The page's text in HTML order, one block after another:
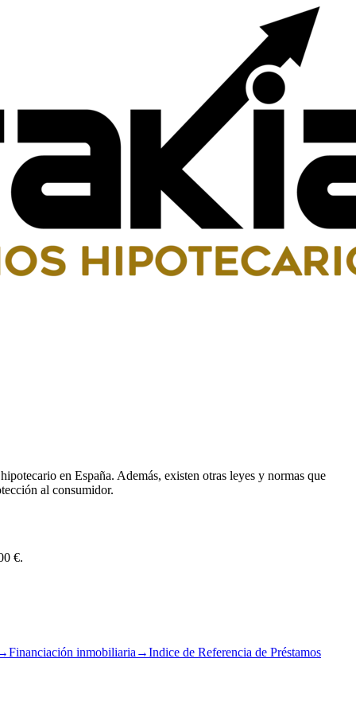
en España. Además, existen otras leyes y normas que
al consumidor.
€.
Financiación inmobiliaria →Indice de Referencia de Préstamos